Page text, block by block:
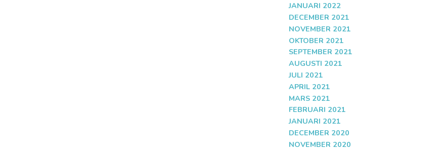
JANUARI 2022
DECEMBER 2021
NOVEMBER 2021
OKTOBER 2021
SEPTEMBER 2021
AUGUSTI 2021
JULI 2021
APRIL 2021
MARS 2021
FEBRUARI 2021
JANUARI 2021
DECEMBER 2020
NOVEMBER 2020